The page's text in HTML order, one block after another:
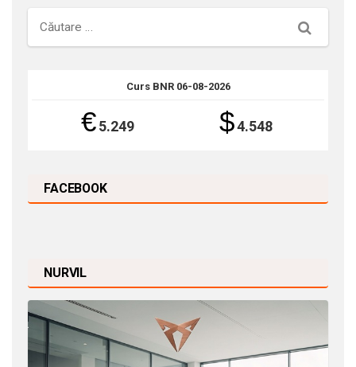
Căutare
Curs BNR 06-08-2026
€5.249 $4.548
FACEBOOK
NURVIL